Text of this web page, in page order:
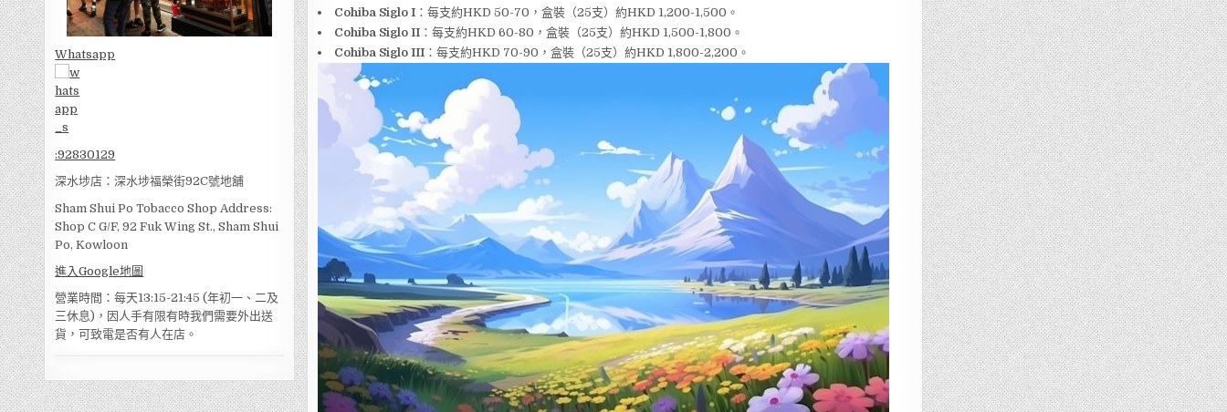
Whatsapp
:92830129
深水埗店：深水埗福榮街92C號地舖
Sham Shui Po Tobacco Shop Address:
Shop C G/F, 92 Fuk Wing St., Sham Shui
Po, Kowloon
進入Google地圖
營業時間：每天13:15-21:45 (年初一、二及
三休息)，因人手有限有時我們需要外出送
貨，可致電是否有人在店。
Cohiba Siglo I：每支約HKD 50-70，盒裝（25支）約HKD 1,200-1,500。
Cohiba Siglo II：每支約HKD 60-80，盒裝（25支）約HKD 1,500-1,800。
Cohiba Siglo III：每支約HKD 70-90，盒裝（25支）約HKD 1,800-2,200。